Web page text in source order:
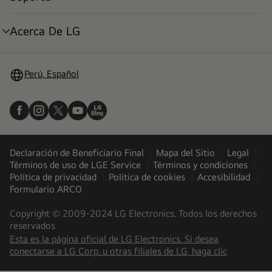
Acerca De LG
alternar
Perú, Español
Declaración de Beneficiario Final Mapa del Sitio
Legal
Términos de uso de LGE Service
Términos y condiciones
Política de privacidad
Política de cookies
Accesibilidad
Formulario ARCO
Copyright © 2009-2024 LG Electronics. Todos los derechos
reservados
Esta es la página oficial de LG Electronics. Si desea
conectarse a LG Corp. u otras filiales de LG, haga clic(